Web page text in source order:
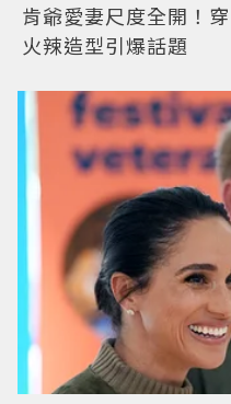
肯爺愛妻尺度全開！
火辣造型引爆話題